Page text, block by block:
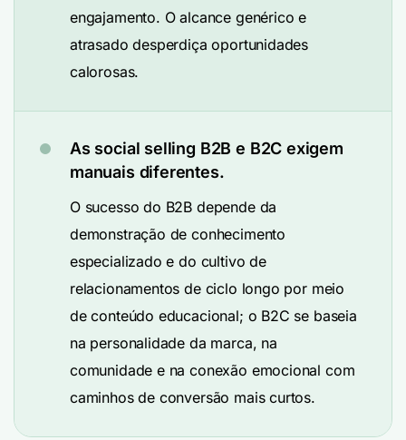
engajamento. O alcance genérico e
atrasado desperdiça oportunidades
calorosas.
As social selling B2B e B2C exigem
manuais diferentes.
O sucesso do B2B depende da
demonstração de conhecimento
especializado e do cultivo de
relacionamentos de ciclo longo por meio
de conteúdo educacional; o B2C se baseia
na personalidade da marca, na
comunidade e na conexão emocional com
caminhos de conversão mais curtos.